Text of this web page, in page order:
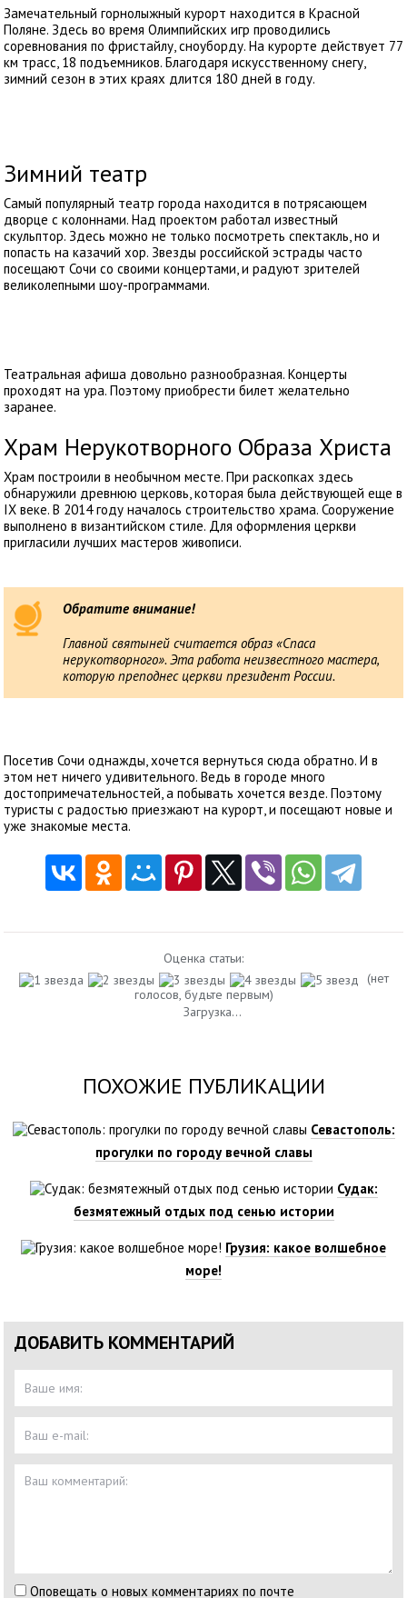
Замечательный горнолыжный курорт находится в Красной
Поляне. Здесь во время Олимпийских игр проводились
соревнования по фристайлу, сноуборду. На курорте действует 77
км трасс, 18 подъемников. Благодаря искусственному снегу,
зимний сезон в этих краях длится 180 дней в году.
Зимний театр
Самый популярный театр города находится в потрясающем
дворце с колоннами. Над проектом работал известный
скульптор. Здесь можно не только посмотреть спектакль, но и
попасть на казачий хор. Звезды российской эстрады часто
посещают Сочи со своими концертами, и радуют зрителей
великолепными шоу-программами.
Театральная афиша довольно разнообразная. Концерты
проходят на ура. Поэтому приобрести билет желательно
заранее.
Храм Нерукотворного Образа Христа
Храм построили в необычном месте. При раскопках здесь
обнаружили древнюю церковь, которая была действующей еще в
IX веке. В 2014 году началось строительство храма. Сооружение
выполнено в византийском стиле. Для оформления церкви
пригласили лучших мастеров живописи.
Обратите внимание!
Главной святыней считается образ «Спаса
нерукотворного». Эта работа неизвестного мастера,
которую преподнес церкви президент России.
Посетив Сочи однажды, хочется вернуться сюда обратно. И в
этом нет ничего удивительного. Ведь в городе много
достопримечательностей, а побывать хочется везде. Поэтому
туристы с радостью приезжают на курорт, и посещают новые и
уже знакомые места.
Оценка статьи:
(нет
голосов, будьте первым)
Загрузка...
ПОХОЖИЕ ПУБЛИКАЦИИ
Севастополь:
прогулки по городу вечной славы
Судак:
безмятежный отдых под сенью истории
Грузия: какое волшебное
море!
ДОБАВИТЬ КОММЕНТАРИЙ
Оповещать о новых комментариях по почте